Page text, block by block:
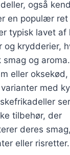
også
en populær
typisk lavet af
og krydderier,
smag og
eller
med
tilbehør, der
deres
eller risretter.